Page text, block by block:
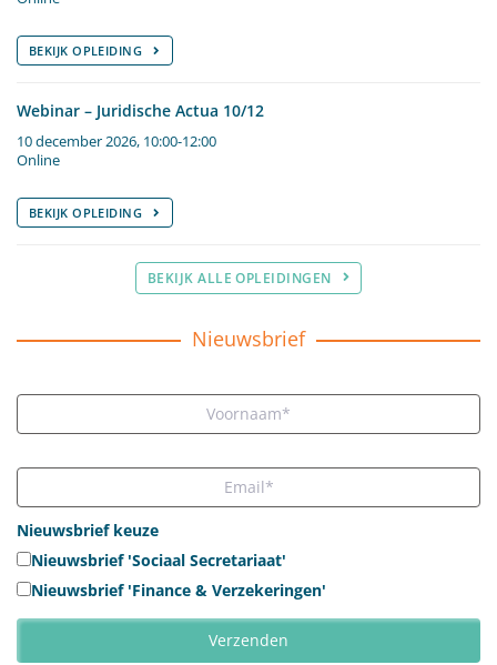
BEKIJK OPLEIDING
Webinar – Juridische Actua 10/12
10 december 2026, 10:00-12:00
Online
BEKIJK OPLEIDING
BEKIJK ALLE OPLEIDINGEN
Nieuwsbrief
Nieuwsbrief keuze
Nieuwsbrief 'Sociaal Secretariaat'
Nieuwsbrief 'Finance & Verzekeringen'